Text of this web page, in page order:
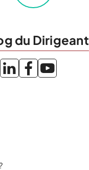
du Dirigeant